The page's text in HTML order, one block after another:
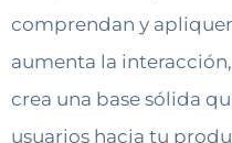
comprendan y
aumenta la
crea una base sólida
usuarios hacia tu